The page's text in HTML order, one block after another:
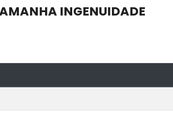
INGENUIDADE